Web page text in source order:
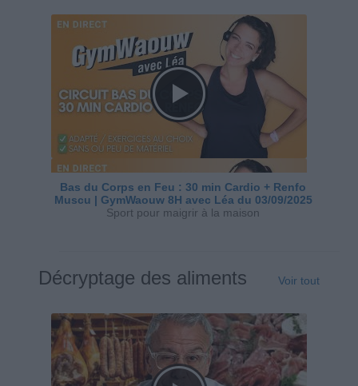
Bas du Corps en Feu : 30 min Cardio + Renfo
Muscu | GymWaouw 8H avec Léa du 03/09/2025
Sport pour maigrir à la maison
Décryptage des aliments Voir tout